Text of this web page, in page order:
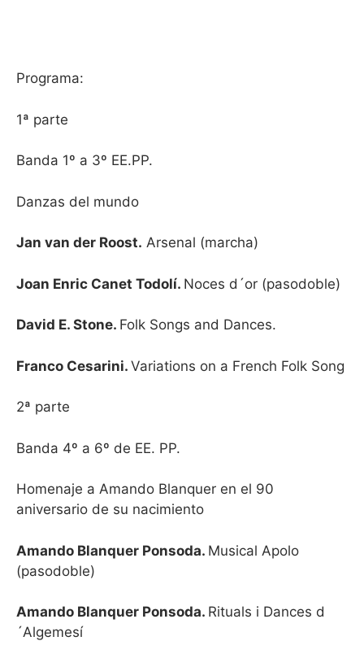
Programa:
1ª parte
Banda 1º a 3º EE.PP.
Danzas del mundo
Jan van der Roost. Arsenal (marcha)
Joan Enric Canet Todolí. Noces d´or (pasodoble)
David E. Stone. Folk Songs and Dances.
Franco Cesarini. Variations on a French Folk Song
2ª parte
Banda 4º a 6º de EE. PP.
Homenaje a Amando Blanquer en el 90
aniversario de su nacimiento
Amando Blanquer Ponsoda. Musical Apolo
(pasodoble)
Amando Blanquer Ponsoda. Rituals i Dances d
´Algemesí